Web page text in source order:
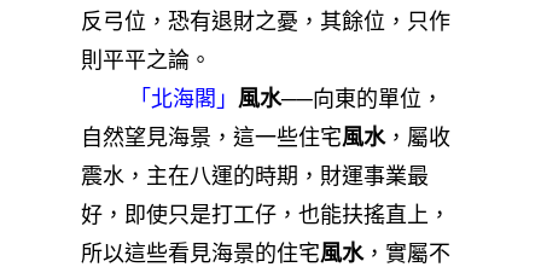
反弓位，恐有退財之憂，其餘位，只作
則平平之論。
「北海閣」 風水──向東的單位，
自然望見海景，這一些住宅風水，屬收
震水，主在八運的時期，財運事業最
好，即使只是打工仔，也能扶搖直上，
所以這些看見海景的住宅風水，實屬不